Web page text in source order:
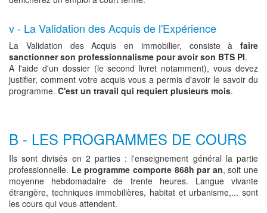
v - La Validation des Acquis de l'Expérience
La Validation des Acquis en immobilier, consiste à faire
sanctionner son professionnalisme pour avoir son BTS PI.
A l'aide d'un dossier (le second livret notamment), vous devez
justifier, comment votre acquis vous a permis d'avoir le savoir du
programme. C'est un travail qui requiert plusieurs mois.
B - LES PROGRAMMES DE COURS
Ils sont divisés en 2 parties : l'enseignement général la partie
professionnelle. Le programme comporte 868h par an, soit une
moyenne hebdomadaire de trente heures. Langue vivante
étrangère, techniques immobilières, habitat et urbanisme,... sont
les cours qui vous attendent.